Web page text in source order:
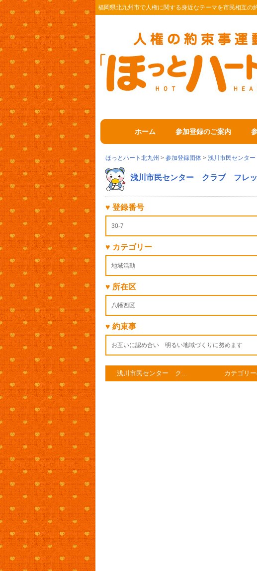
福岡県北九州市で人権に関する身近なテーマを市民相互の
ホーム 参加登録のご案内
ほっとハート北九州 > 参加登録団体 > 浅川市民センタ
浅川市民センター クラブ フレッ
♥ 登録番号
30-7
♥ カテゴリー
地域活動
♥ 所在区
八幡西区
♥ 約束事
お互いに認め合い 明るい地域づくりに努めます
浅川市民センター ク... カテゴリ